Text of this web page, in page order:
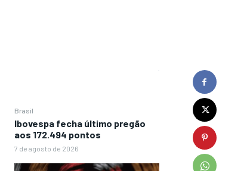
Brasil
Ibovespa fecha último pregão
aos 172.494 pontos
7 de agosto de 2026